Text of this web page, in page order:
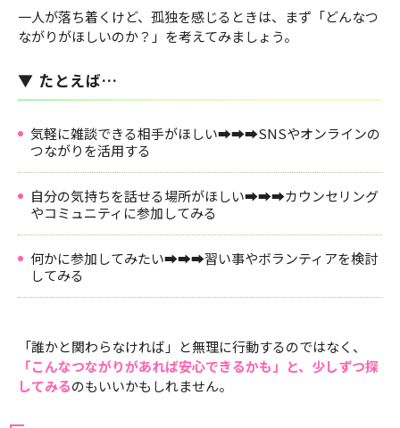
一人が落ち着くけど、孤独を感じるときは、まず「どんなつ
ながりがほしいのか？」を考えてみましょう。
▼ たとえば…
気軽に雑談できる相手がほしい➡➡➡SNSやオンラインの
つながりを活用する
自分の気持ちを話せる場所がほしい➡➡➡カウンセリング
やコミュニティに参加してみる
何かに参加してみたい➡➡➡習い事やボランティアを検討
してみる
「誰かと関わらなければ」と無理に行動するのではなく、
「こんなつながりがあれば安心できるかも」と、少しずつ探
してみるのもいいかもしれません。